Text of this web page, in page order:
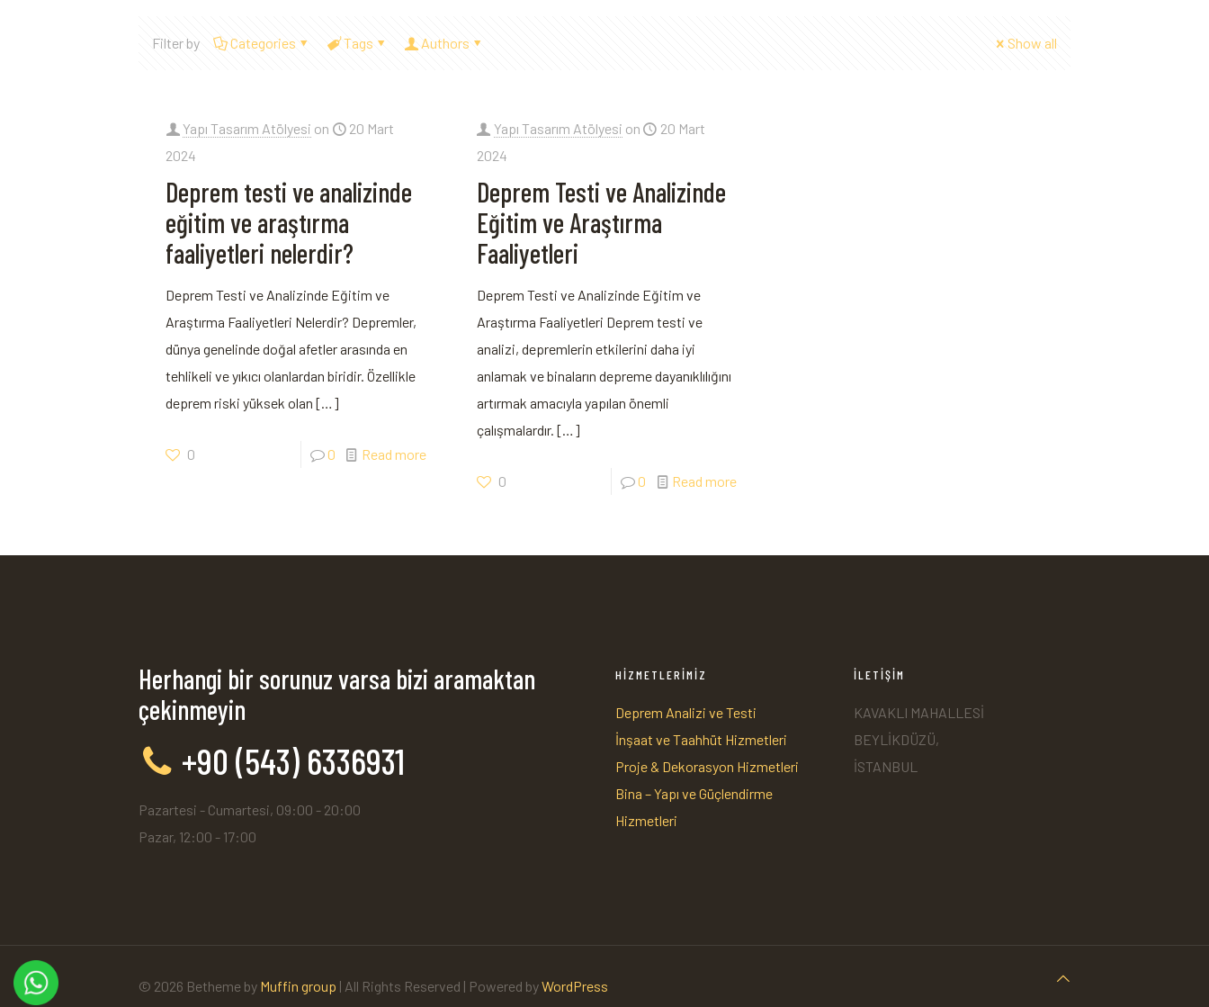
Filter by Categories Tags Authors Show all
Yapı Tasarım Atölyesi on
20 Mart
2024
Deprem testi ve analizinde
eğitim ve araştırma
faaliyetleri nelerdir?
Deprem Testi ve Analizinde Eğitim ve
Araştırma Faaliyetleri Nelerdir? Depremler,
dünya genelinde doğal afetler arasında en
tehlikeli ve yıkıcı olanlardan biridir. Özellikle
deprem riski yüksek olan […]
0 0 Read more
Yapı Tasarım Atölyesi on
20 Mart
2024
Deprem Testi ve Analizinde
Eğitim ve Araştırma
Faaliyetleri
Deprem Testi ve Analizinde Eğitim ve
Araştırma Faaliyetleri Deprem testi ve
analizi, depremlerin etkilerini daha iyi
anlamak ve binaların depreme dayanıklılığını
artırmak amacıyla yapılan önemli
çalışmalardır. […]
0 0 Read more
Herhangi bir sorunuz varsa bizi aramaktan
çekinmeyin
+90 (543) 6336931
Pazartesi - Cumartesi, 09:00 - 20:00
Pazar, 12:00 - 17:00
HİZMETLERİMİZ
Deprem Analizi ve Testi
İnşaat ve Taahhüt Hizmetleri
Proje & Dekorasyon Hizmetleri
Bina – Yapı ve Güçlendirme
Hizmetleri
İLETİŞİM
KAVAKLI MAHALLESİ
BEYLİKDÜZÜ,
İSTANBUL
© 2026 Betheme by Muffin group | All Rights Reserved | Powered byWordPress